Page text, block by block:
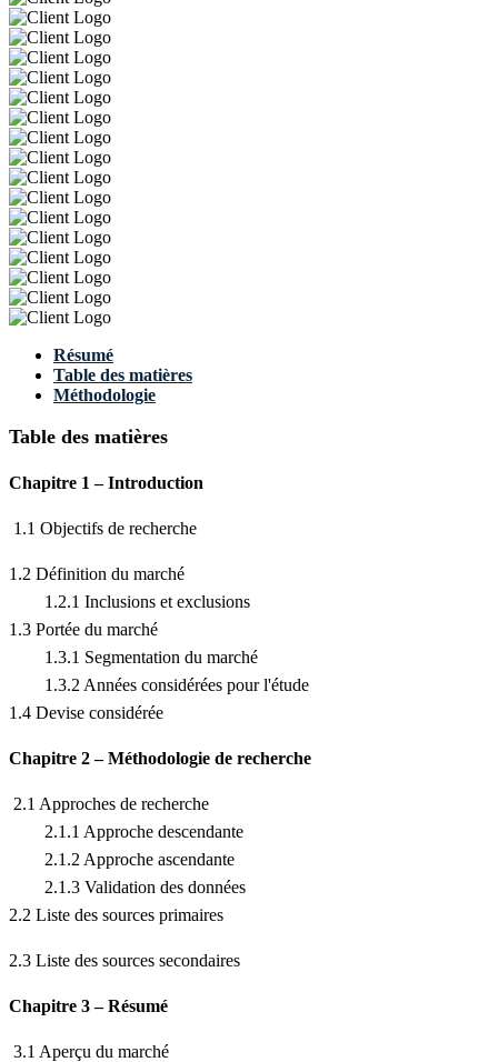
Résumé
Table des matières
Méthodologie
Table des matières
Chapitre 1 – Introduction
1.1 Objectifs de recherche
1.2 Définition du marché
1.2.1 Inclusions et exclusions
1.3 Portée du marché
1.3.1 Segmentation du marché
1.3.2 Années considérées pour l'étude
1.4 Devise considérée
Chapitre 2 – Méthodologie de recherche
2.1 Approches de recherche
2.1.1 Approche descendante
2.1.2 Approche ascendante
2.1.3 Validation des données
2.2 Liste des sources primaires
2.3 Liste des sources secondaires
Chapitre 3 – Résumé
3.1 Aperçu du marché